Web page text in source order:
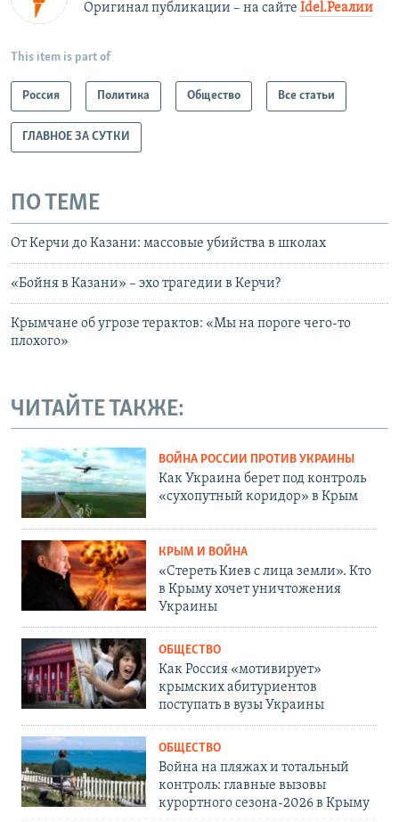
Оригинал публикации – на сайте Idel.Реалии
This item is part of
Россия Политика Общество Все статьи
ГЛАВНОЕ ЗА СУТКИ
ПО ТЕМЕ
От Керчи до Казани: массовые убийства в школах
«Бойня в Казани» – эхо трагедии в Керчи?
Крымчане об угрозе терактов: «Мы на пороге чего-то
плохого»
ЧИТАЙТЕ ТАКЖЕ:
ВОЙНА РОССИИ ПРОТИВ УКРАИНЫ
Как Украина берет под контроль
«сухопутный коридор» в Крым
КРЫМ И ВОЙНА
«Стереть Киев с лица земли». Кто
в Крыму хочет уничтожения
Украины
ОБЩЕСТВО
Как Россия «мотивирует»
крымских абитуриентов
поступать в вузы Украины
ОБЩЕСТВО
Война на пляжах и тотальный
контроль: главные вызовы
курортного сезона-2026 в Крыму